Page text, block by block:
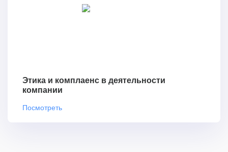
Этика и комплаенс в деятельности
компании
Посмотреть